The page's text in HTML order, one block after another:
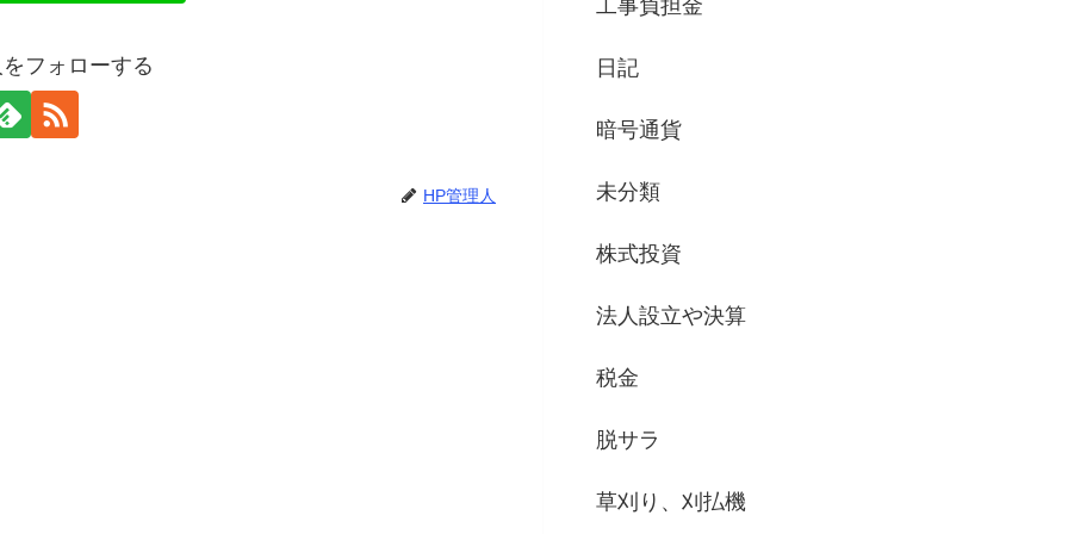
フォローする
HP管理人
工事負担金
日記
暗号通貨
未分類
株式投資
法人設立や決算
税金
脱サラ
草刈り、刈払機